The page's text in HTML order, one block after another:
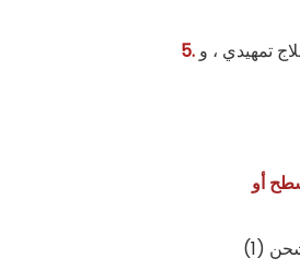
5. تمهيدي ، و